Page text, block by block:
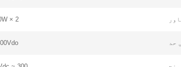
2 × 5500W